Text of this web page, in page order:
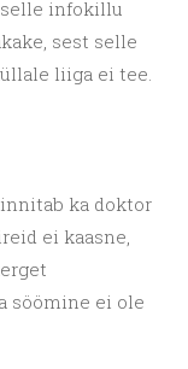
infokillu
sest selle
liiga ei tee.
ka doktor
ei kaasne,
söömine ei ole